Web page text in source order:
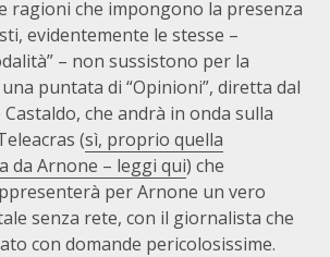
ragioni che impongono la presenza
evidentemente le stesse –
– non sussistono per la
puntata di “Opinioni”, diretta dal
che andrà in onda sulla
(sì, proprio quella
da Arnone – leggi qui) che
per Arnone un vero
senza rete, con il giornalista che
con domande pericolosissime.